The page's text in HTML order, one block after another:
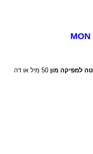
למפיקה מון
50 מיל או דה